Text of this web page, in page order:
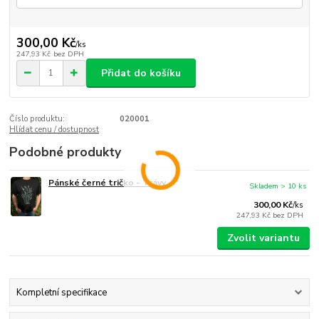
300,00 Kč/ks
247,93 Kč bez DPH
Přidat do košíku
Číslo produktu:
020001
Hlídat cenu / dostupnost
Podobné produkty
Pánské černé tričko - Trávy
300,00 Kč/ks
247,93 Kč bez DPH
Skladem > 10 ks
Zvolit variantu
Kompletní specifikace